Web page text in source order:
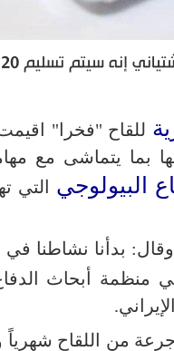
للقاح "فخرا" اقيمت
بما يتماشى مع
البيولوجي التي
بدأنا نشاطنا في
منظمة أبحاث
جرعة من اللقاح